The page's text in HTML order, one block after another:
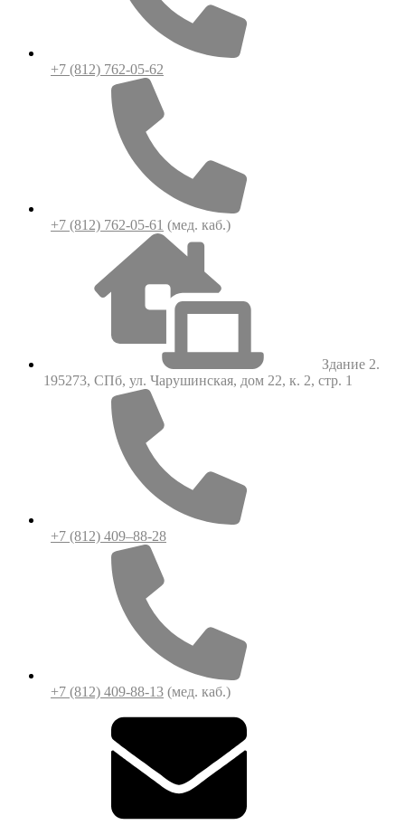
+7 (812) 762-05-62
+7 (812) 762-05-61 (мед. каб.)
Здание 2.
195273, СПб, ул. Чарушинская, дом 22, к. 2, стр. 1
+7 (812) 409–88-28
+7 (812) 409-88-13 (мед. каб.)